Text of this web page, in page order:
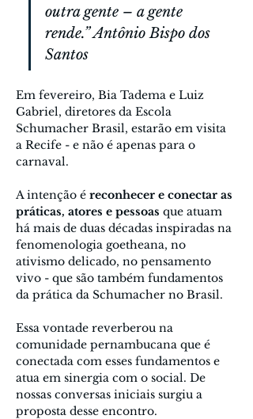
outra gente – a gente
rende.” Antônio Bispo dos
Santos
Em fevereiro, Bia Tadema e Luiz
Gabriel, diretores da Escola
Schumacher Brasil, estarão em visita
a Recife - e não é apenas para o
carnaval.
A intenção é reconhecer e conectar as
práticas, atores e pessoas que atuam
há mais de duas décadas inspiradas na
fenomenologia goetheana, no
ativismo delicado, no pensamento
vivo - que são também fundamentos
da prática da Schumacher no Brasil.
Essa vontade reverberou na
comunidade pernambucana que é
conectada com esses fundamentos e
atua em sinergia com o social. De
nossas conversas iniciais surgiu a
proposta desse encontro.